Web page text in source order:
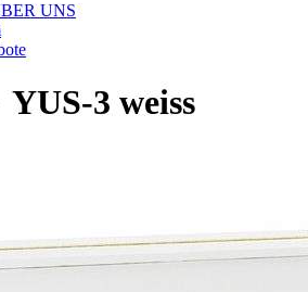
UNS
YUS-3 weiss